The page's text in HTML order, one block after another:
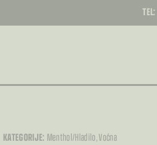
TEL:
KATEGORIJE: Menthol/Hladilo, Voćna